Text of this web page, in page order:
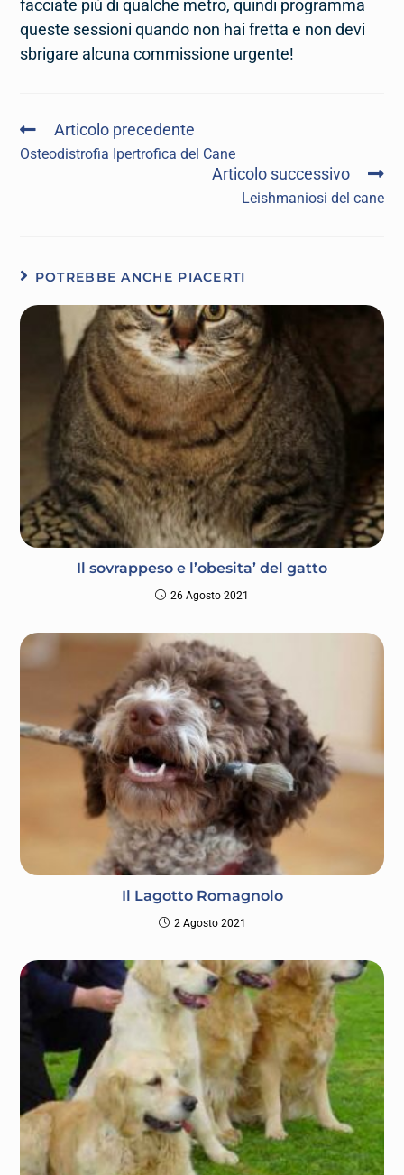
facciate più di qualche metro, quindi programma
queste sessioni quando non hai fretta e non devi
sbrigare alcuna commissione urgente!
Articolo precedente
Osteodistrofia Ipertrofica del Cane
Articolo successivo
Leishmaniosi del cane
POTREBBE ANCHE PIACERTI
Il sovrappeso e l’obesita’ del gatto
26 Agosto 2021
Il Lagotto Romagnolo
2 Agosto 2021